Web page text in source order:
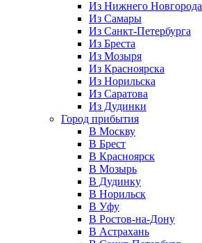
Из Нижнего Новгорода
Из Самары
Из Санкт-Петербурга
Из Бреста
Из Мозыря
Из Красноярска
Из Норильска
Из Саратова
Из Дудинки
Город прибытия
В Москву
В Брест
В Красноярск
В Мозырь
В Дудинку
В Норильск
В Уфу
В Ростов-на-Дону
В Астрахань